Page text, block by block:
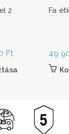
2
Ft
Ennek a
Fa
49